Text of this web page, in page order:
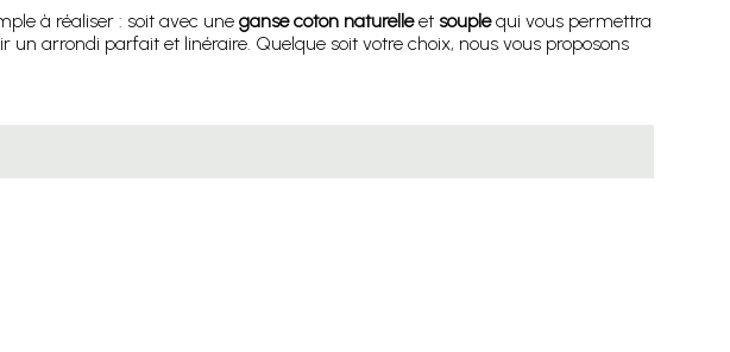
à réaliser : soit avec une ganse coton naturelleet souplequi vous permettra
un arrondi parfait et linéraire. Quelque soit votre choix, nous vous proposons